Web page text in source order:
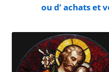
ou d’ achats et